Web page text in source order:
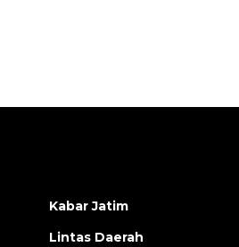
Kabar Jatim
Lintas Daerah